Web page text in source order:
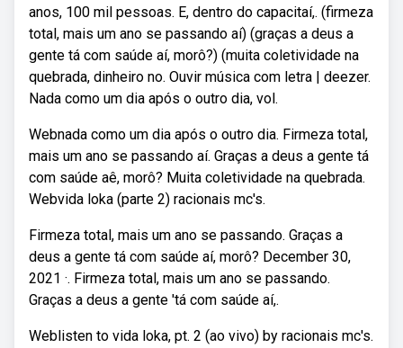
anos, 100 mil pessoas. E, dentro do capacitaí,. (firmeza
total, mais um ano se passando aí) (graças a deus a
gente tá com saúde aí, morô?) (muita coletividade na
quebrada, dinheiro no. Ouvir música com letra | deezer.
Nada como um dia após o outro dia, vol.
Webnada como um dia após o outro dia. Firmeza total,
mais um ano se passando aí. Graças a deus a gente tá
com saúde aê, morô? Muita coletividade na quebrada.
Webvida loka (parte 2) racionais mc's.
Firmeza total, mais um ano se passando. Graças a
deus a gente tá com saúde aí, morô? December 30,
2021 ·. Firmeza total, mais um ano se passando.
Graças a deus a gente 'tá com saúde aí,.
Weblisten to vida loka, pt. 2 (ao vivo) by racionais mc's.